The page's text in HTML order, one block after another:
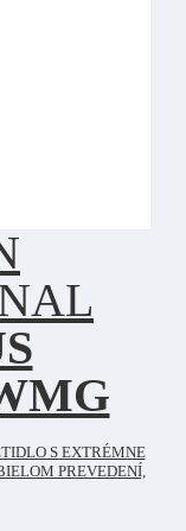
S EXTRÉMNE
PREVEDENÍ,